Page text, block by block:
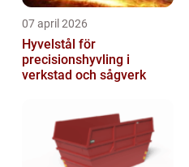
07 april 2026
Hyvelstål för
precisionshyvling i
verkstad och sågverk